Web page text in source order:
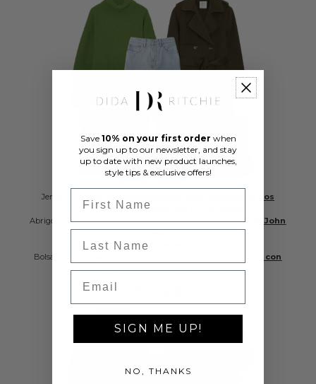
Jersey ~
Jersey de lana verde de gran tamaño de Cos
Jeans ~Jeans relajados de tiro alto A&F
Abrigo ~
Gabardina de mezcla de lana color caqui de John
Lewis
Zapatos ~Botas Chelsea elásticas negras
Bolsa ~
Bolso bandolera Dida Ritchie Portrait de piel con
efecto cocodrilo en color negro
Save 10% on your first order when
you sign up to our newsletter, and stay
up to date with new product launches,
style tips & exclusive offers!
SIGN ME UP!
NO, THANKS